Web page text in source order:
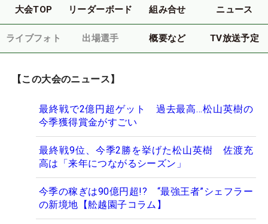
大会TOP リーダーボード 組み合せ ニュース
ライブフォト 出場選手 概要など TV放送予定
【この大会のニュース】
最終戦で2億円超ゲット 過去最高…松山英樹の
今季獲得賞金がすごい
最終戦9位、今季2勝を挙げた松山英樹 佐渡充
高は「来年につながるシーズン」
今季の稼ぎは90億円超!? “最強王者”シェフラー
の新境地【舩越園子コラム】